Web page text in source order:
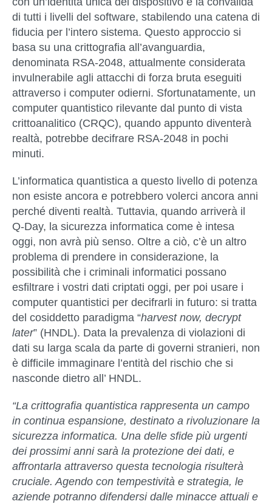
di tutti i livelli del software, stabilendo una catena di
fiducia per l’intero sistema. Questo approccio si
basa su una crittografia all’avanguardia,
denominata RSA-2048, attualmente considerata
invulnerabile agli attacchi di forza bruta eseguiti
attraverso i computer odierni. Sfortunatamente, un
computer quantistico rilevante dal punto di vista
crittoanalitico (CRQC), quando appunto diventerà
realtà, potrebbe decifrare RSA-2048 in pochi
minuti.
L’informatica quantistica a questo livello di potenza
non esiste ancora e potrebbero volerci ancora anni
perché diventi realtà. Tuttavia, quando arriverà il
Q-Day, la sicurezza informatica come è intesa
oggi, non avrà più senso. Oltre a ciò, c’è un altro
problema di prendere in considerazione, la
possibilità che i criminali informatici possano
esfiltrare i vostri dati criptati oggi, per poi usare i
computer quantistici per decifrarli in futuro: si tratta
del cosiddetto paradigma “harvest now, decrypt
later” (HNDL). Data la prevalenza di violazioni di
dati su larga scala da parte di governi stranieri, non
è difficile immaginare l’entità del rischio che si
nasconde dietro all’ HNDL.
“La crittografia quantistica rappresenta un campo
in continua espansione, destinato a rivoluzionare la
sicurezza informatica. Una delle sfide più urgenti
dei prossimi anni sarà la protezione dei dati, e
affrontarla attraverso questa tecnologia risulterà
cruciale. Agendo con tempestività e strategia, le
aziende potranno difendersi dalle minacce attuali e